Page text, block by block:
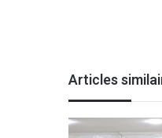
b
r
i
t
Articles